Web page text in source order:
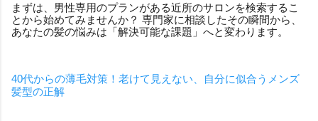
まずは、男性専用のプランがある近所のサロンを検索するこ
とから始めてみませんか？ 専門家に相談したその瞬間から、
あなたの髪の悩みは「解決可能な課題」へと変わります。
40代からの薄毛対策！老けて見えない、自分に似合うメンズ
髪型の正解